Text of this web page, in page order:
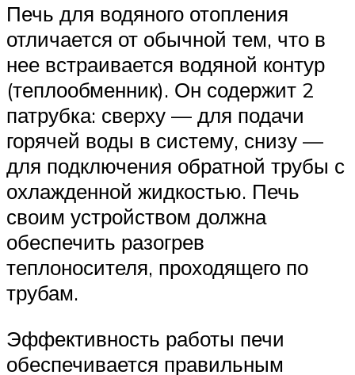
Печь для водяного отопления
отличается от обычной тем, что в
нее встраивается водяной контур
(теплообменник). Он содержит 2
патрубка: сверху — для подачи
горячей воды в систему, снизу —
для подключения обратной трубы с
охлажденной жидкостью. Печь
своим устройством должна
обеспечить разогрев
теплоносителя, проходящего по
трубам.
Эффективность работы печи
обеспечивается правильным